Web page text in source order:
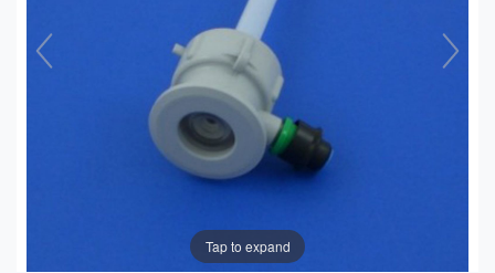
Tap to expand